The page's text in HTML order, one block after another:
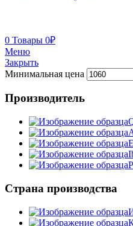
0 Товары 0₽
Меню
Закрыть
Минимальная цена
Производитель
Страна производства